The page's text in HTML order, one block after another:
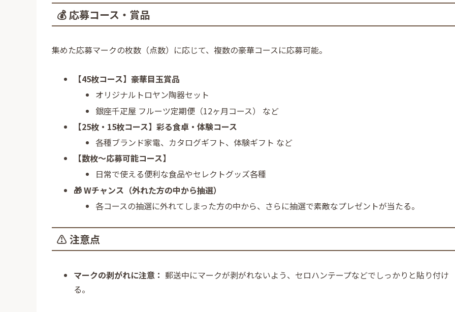
💰 応募コース・賞品
集めた応募マークの枚数（点数）に応じて、複数の豪華コースに応募可能。
【45枚コース】豪華目玉賞品
オリジナルトロヤン陶器セット
銀座千疋屋 フルーツ定期便（12ヶ月コース） など
【25枚・15枚コース】彩る食卓・体験コース
各種ブランド家電、カタログギフト、体験ギフト など
【数枚〜応募可能コース】
日常で使える便利な食品やセレクトグッズ各種
🎁 Wチャンス（外れた方の中から抽選）
各コースの抽選に外れてしまった方の中から、さらに抽選で素敵なプレゼントが当たる。
⚠️ 注意点
マークの剥がれに注意： 郵送中にマークが剥がれないよう、セロハンテープなどでしっかりと貼り付け
る。